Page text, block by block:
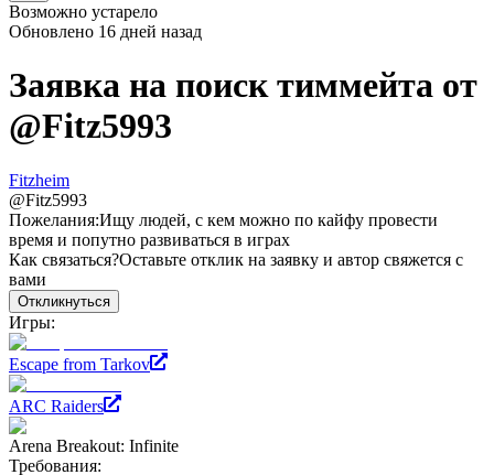
Возможно устарело
Обновлено 16 дней назад
Заявка на поиск тиммейта от
@Fitz5993
Fitzheim
@Fitz5993
Пожелания:Ищу людей, с кем можно по кайфу провести
время и попутно развиваться в играх
Как связаться?Оставьте отклик на заявку и автор свяжется с
вами
Откликнуться
Игры:
Escape from Tarkov
ARC Raiders
Arena Breakout: Infinite
Требования: